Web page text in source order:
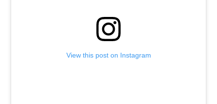
View this post on Instagram